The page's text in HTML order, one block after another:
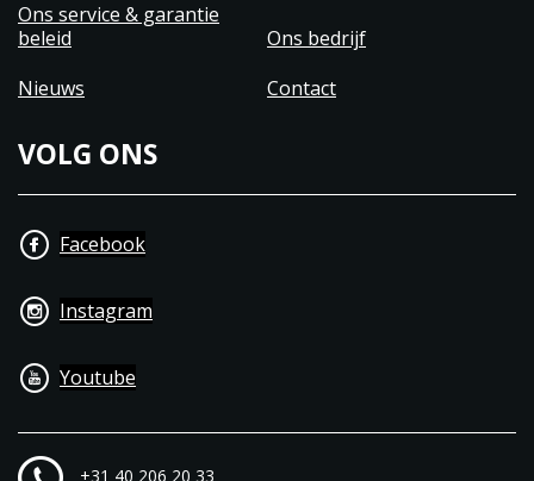
Ons service & garantie
beleid
Ons bedrijf
Nieuws
Contact
VOLG ONS
Facebook
Instagram
Youtube
+31 40 206 20 33